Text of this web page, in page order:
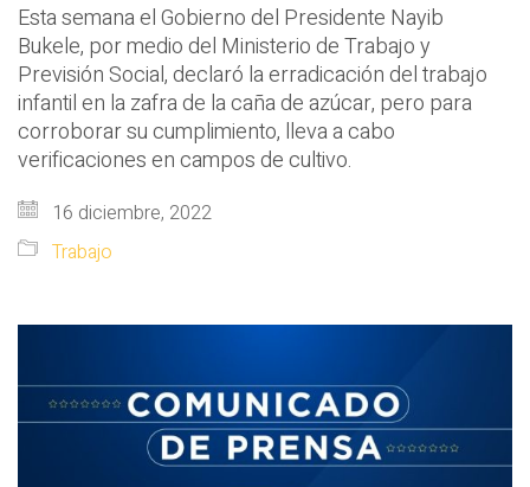
Esta semana el Gobierno del Presidente Nayib
Bukele, por medio del Ministerio de Trabajo y
Previsión Social, declaró la erradicación del trabajo
infantil en la zafra de la caña de azúcar, pero para
corroborar su cumplimiento, lleva a cabo
verificaciones en campos de cultivo.
16 diciembre, 2022
Trabajo